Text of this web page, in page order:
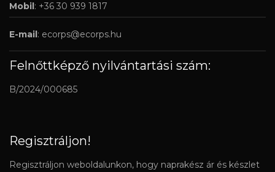
Mobil : +36 30 939 1817
E-mail : ecorps@ecorps.hu
Felnőttképző nyilvántartási szám:
B/2024/000685
Regisztráljon!
Regisztráljon weboldalunkon, hogy naprakész ár és készlet